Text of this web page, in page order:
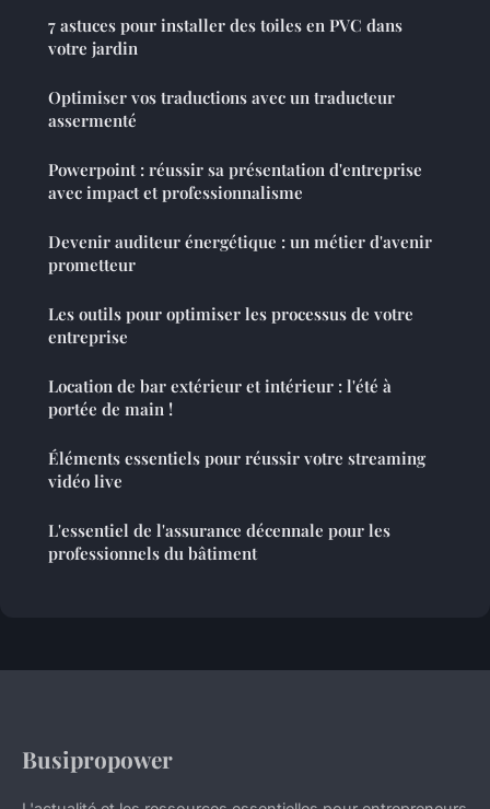
7 astuces pour installer des toiles en PVC dans
votre jardin
Optimiser vos traductions avec un traducteur
assermenté
Powerpoint : réussir sa présentation d'entreprise
avec impact et professionnalisme
Devenir auditeur énergétique : un métier d'avenir
prometteur
Les outils pour optimiser les processus de votre
entreprise
Location de bar extérieur et intérieur : l'été à
portée de main !
Éléments essentiels pour réussir votre streaming
vidéo live
L'essentiel de l'assurance décennale pour les
professionnels du bâtiment
Busipropower